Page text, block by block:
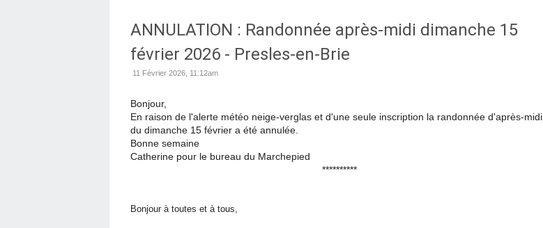
ANNULATION : Randonnée après-midi dimanche 15
février 2026 - Presles-en-Brie
11 Février 2026, 11:12am
Bonjour,
En raison de l'alerte météo neige-verglas et d'une seule inscription la randonnée d'après-midi
du dimanche 15 février a été annulée.
Bonne semaine
Catherine pour le bureau du Marchepied
**********
Bonjour à toutes et à tous,